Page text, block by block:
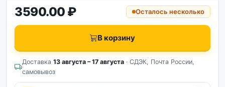
3590.00 ₽ Осталось несколько
В корзину
Доставка 13 августа – 17 августа · СДЭК, Почта России,
самовывоз